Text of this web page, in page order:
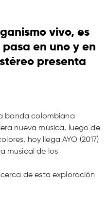
vivo, es
en uno y en
presenta
banda colombiana
nueva música, luego de
hoy llega AYO (2017)
musical de los
de esta exploración